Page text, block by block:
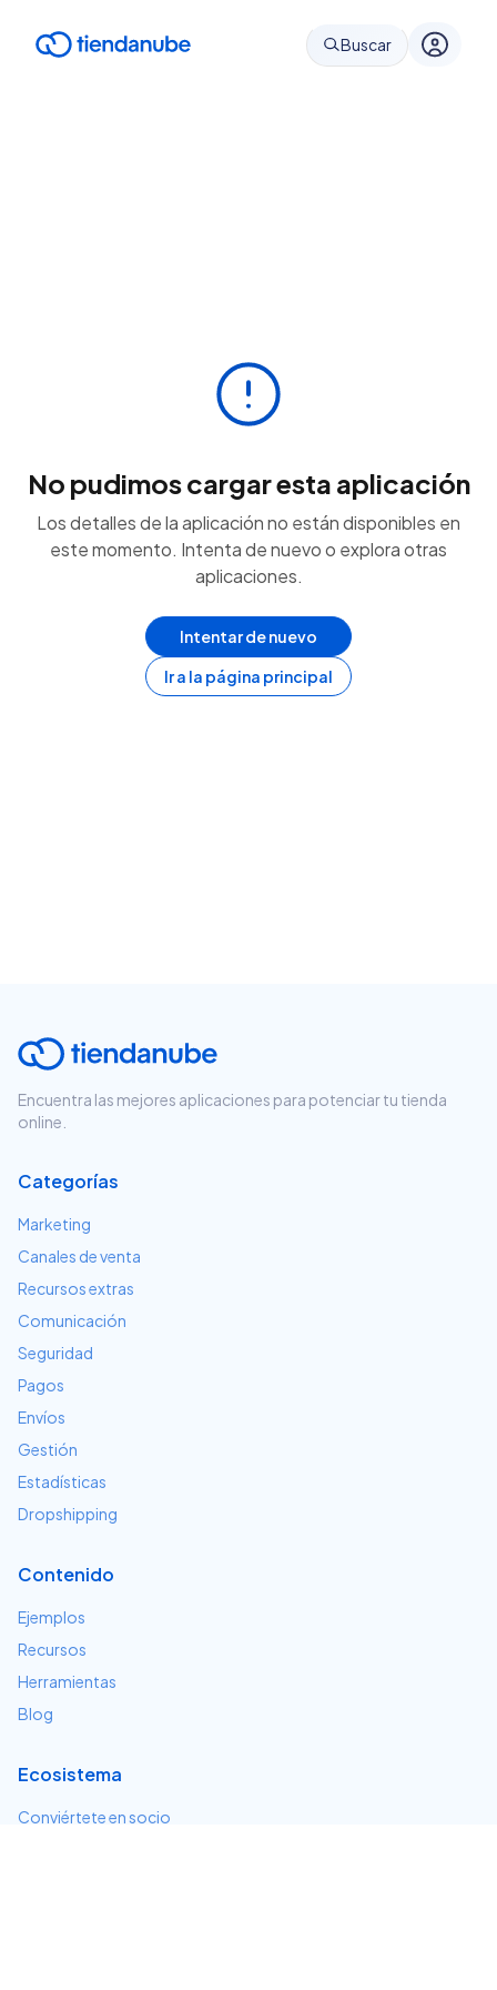
Buscar
No pudimos cargar esta aplicación
Los detalles de la aplicación no están disponibles en
este momento. Intenta de nuevo o explora otras
aplicaciones.
Intentar de nuevo
Ir a la página principal
Encuentra las mejores aplicaciones para potenciar tu tienda
online.
Categorías
Marketing
Canales de venta
Recursos extras
Comunicación
Seguridad
Pagos
Envíos
Gestión
Estadísticas
Dropshipping
Contenido
Ejemplos
Recursos
Herramientas
Blog
Ecosistema
Conviértete en socio